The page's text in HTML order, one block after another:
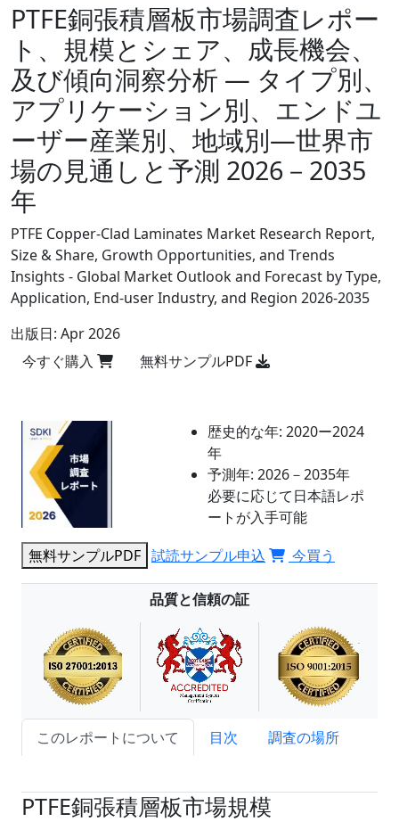
PTFE銅張積層板市場調査レポー
ト、規模とシェア、成長機会、
及び傾向洞察分析 ― タイプ別、
アプリケーション別、エンドユ
ーザー産業別、地域別―世界市
場の見通しと予測 2026－2035
年
PTFE Copper-Clad Laminates Market Research Report,
Size & Share, Growth Opportunities, and Trends
Insights - Global Market Outlook and Forecast by Type,
Application, End-user Industry, and Region 2026-2035
出版日: Apr 2026
今すぐ購入
無料サンプルPDF
歴史的な年: 2020ー2024
年
予測年: 2026－2035年
必要に応じて日本語レポ
ートが入手可能
無料サンプルPDF 試読サンプル申込 今買う
品質と信頼の証
このレポートについて 目次
調査の場所
PTFE銅張積層板市場規模